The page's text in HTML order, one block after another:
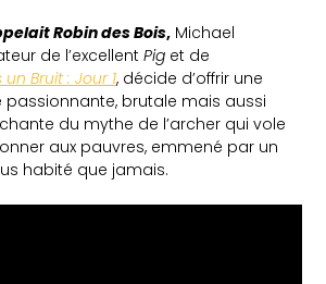
Robin des Bois, Michael
de l’excellentPig et de
un Bruit : Jour 1, décide d’offrir une
passionnante, brutale mais aussi
du mythe de l’archer qui vole
aux pauvres, emmené par un
habité que jamais.